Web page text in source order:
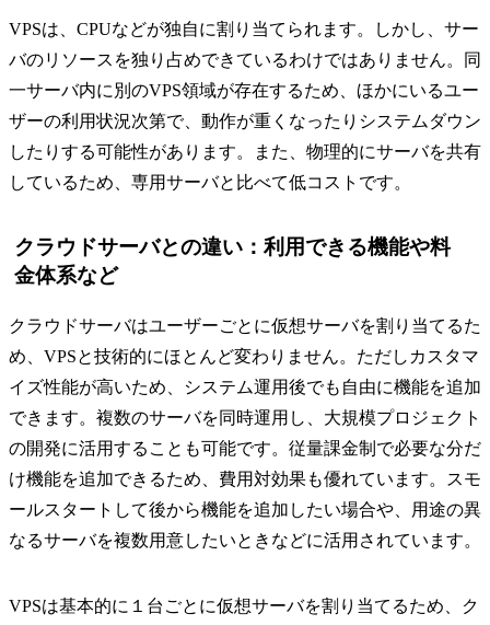
VPSは、CPUなどが独自に割り当てられます。しかし、サー
バのリソースを独り占めできているわけではありません。同
一サーバ内に別のVPS領域が存在するため、ほかにいるユー
ザーの利用状況次第で、動作が重くなったりシステムダウン
したりする可能性があります。また、物理的にサーバを共有
しているため、専用サーバと比べて低コストです。
クラウドサーバとの違い：利用できる機能や料
金体系など
クラウドサーバはユーザーごとに仮想サーバを割り当てるた
め、VPSと技術的にほとんど変わりません。ただしカスタマ
イズ性能が高いため、システム運用後でも自由に機能を追加
できます。複数のサーバを同時運用し、大規模プロジェクト
の開発に活用することも可能です。従量課金制で必要な分だ
け機能を追加できるため、費用対効果も優れています。スモ
ールスタートして後から機能を追加したい場合や、用途の異
なるサーバを複数用意したいときなどに活用されています。
VPSは基本的に１台ごとに仮想サーバを割り当てるため、ク